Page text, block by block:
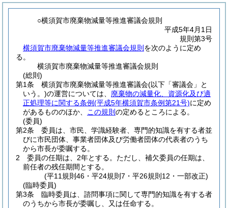
○横須賀市廃棄物減量等推進審議会規則
平成5年4月1日
規則第3号
横須賀市廃棄物減量等推進審議会規則 を次のように定め
る。
横須賀市廃棄物減量等推進審議会規則
(総則)
第1条
横須賀市廃棄物減量等推進審議会(以下「審議会」と
いう。)の運営については、 廃棄物の減量化、資源化及び適
正処理等に関する条例(平成5年横須賀市条例第21号)に定め
があるもののほか、
この規則 の定めるところによる。
(委員)
第2条
委員は、市民、学識経験者、専門的知識を有する者並
びに市民団体、事業者団体及び労働者団体の代表者のうち
から市長が委嘱する。
2
委員の任期は、2年とする。 ただし、補欠委員の任期は、
前任者の残任期間とする。
(平11規則46・平24規則7・平26規則12・一部改正)
(臨時委員)
第3条
臨時委員は、諮問事項に関して専門的知識を有する者
のうちから市長が委嘱し、又は任命する。